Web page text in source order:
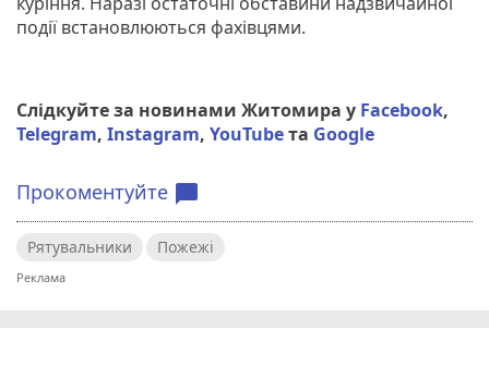
події встановлюються фахівцями.
Слідкуйте за новинами Житомира у Facebook,
Telegram, Instagram, YouTubeта Google
Прокоментуйте chat_bubble
Рятувальники Пожежі